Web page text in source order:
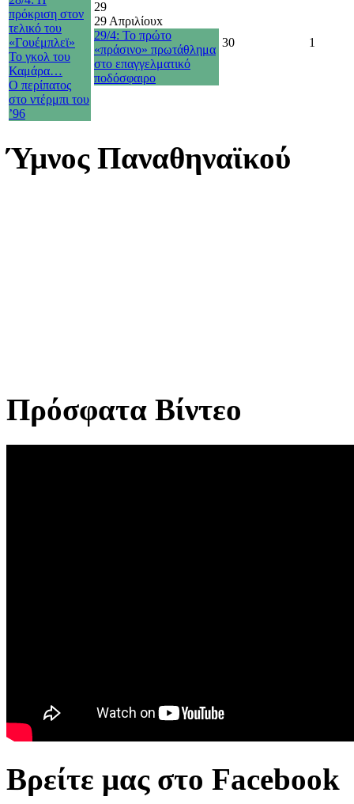
πρόκριση στον
τελικό του
«Γουέμπλεϊ»
Το γκολ του
Καμάρα…
O περίπατος
στο ντέρμπι του
’96
29
29 Απριλίουx
29/4: Το πρώτο
«πράσινο» πρωτάθλημα
στο επαγγελματικό
ποδόσφαιρο
30 1
Ύμνος Παναθηναϊκού
Πρόσφατα Βίντεο
Βρείτε μας στο Facebook